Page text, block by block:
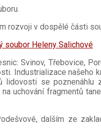
rozvoji v dospělé části
Svinov, Třebovice,
Industrializace našeho
lidovosti se poznenáhlu
uchování fragmentů
dalším ze